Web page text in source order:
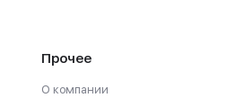
Прочее
О компании